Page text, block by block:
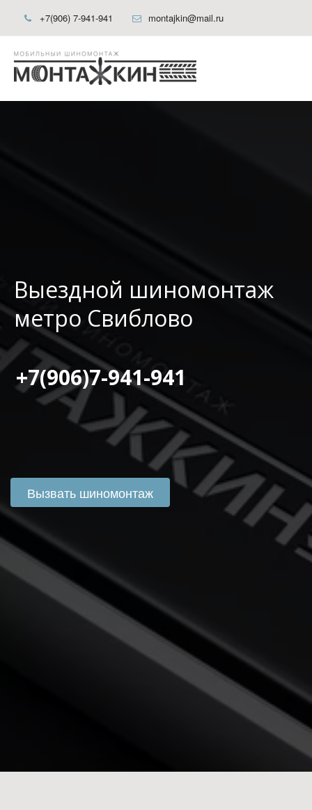
+7(906) 7-941-941 montajkin@mail.ru
Выездной шиномонтаж
метро Свиблово
+7(906)7-941-941
Вызвать шиномонтаж